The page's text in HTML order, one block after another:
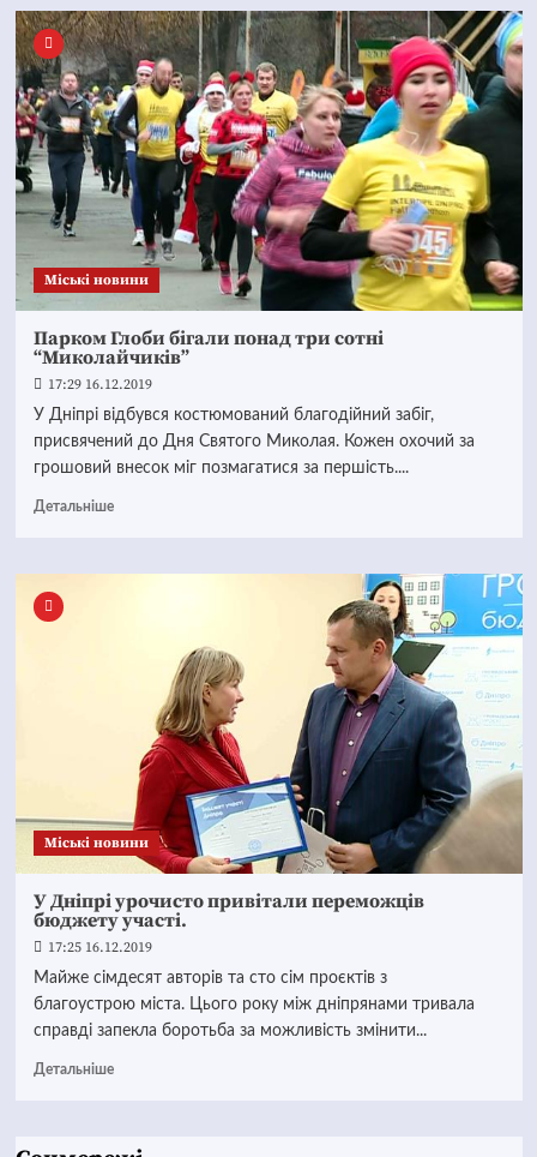
Mіські новини
Парком Глоби бігали понад три сотні
“Миколайчиків”
17:29 16.12.2019
У Дніпрі відбувся костюмований благодійний забіг,
присвячений до Дня Святого Миколая. Кожен охочий за
грошовий внесок міг позмагатися за першість....
Детальніше
Mіські новини
У Дніпрі урочисто привітали переможців
бюджету участі.
17:25 16.12.2019
Майже сімдесят авторів та сто сім проєктів з
благоустрою міста. Цього року між дніпрянами тривала
справді запекла боротьба за можливість змінити...
Детальніше